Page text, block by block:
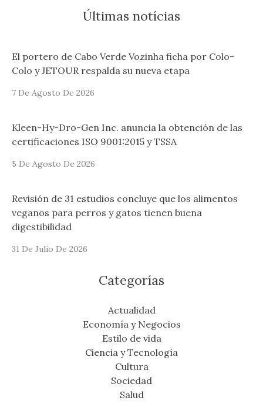
Últimas notícias
El portero de Cabo Verde Vozinha ficha por Colo-
Colo y JETOUR respalda su nueva etapa
7 De Agosto De 2026
Kleen-Hy-Dro-Gen Inc. anuncia la obtención de las
certificaciones ISO 9001:2015 y TSSA
5 De Agosto De 2026
Revisión de 31 estudios concluye que los alimentos
veganos para perros y gatos tienen buena
digestibilidad
31 De Julio De 2026
Categorías
Actualidad
Economía y Negocios
Estilo de vida
Ciencia y Tecnología
Cultura
Sociedad
Salud